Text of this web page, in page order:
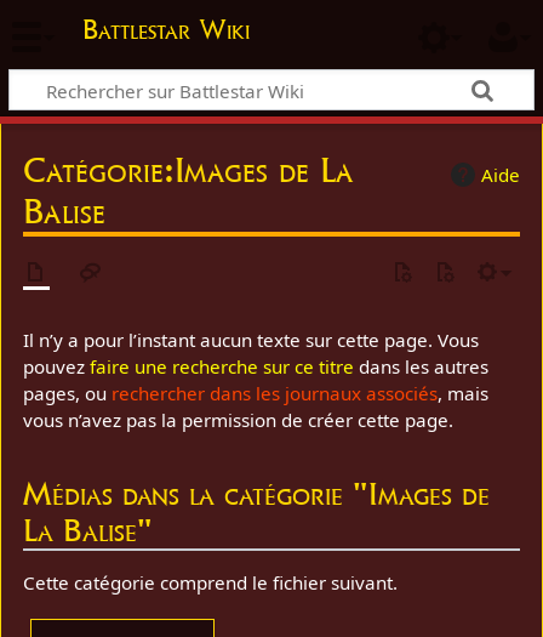
Battlestar Wiki
Aide
Catégorie:Images de La
Balise
Il n’y a pour l’instant aucun texte sur cette page. Vous
pouvezfaire une recherche sur ce titre dans les autres
pages, ou rechercher dans les journaux associés, mais
vous n’avez pas la permission de créer cette page.
Médias dans la catégorie "Images de
La Balise"
Cette catégorie comprend le fichier suivant.